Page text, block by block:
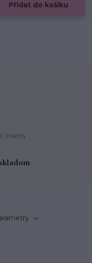
Přidat do košíku
značky